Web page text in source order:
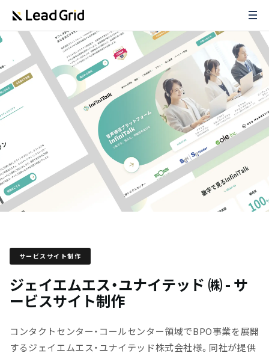
サービスサイト制作
ジェイエムエス・ユナイテッド ㈱ - サ
ービスサイト制作
コンタクトセンター・コールセンター領域でBPO事業を展開
するジェイエムエス・ユナイテッド株式会社様。同社が提供